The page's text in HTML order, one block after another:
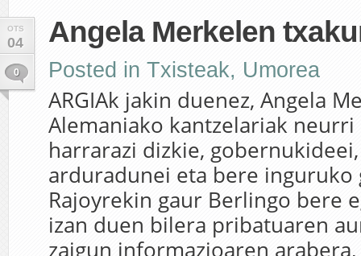
OTS
04
0
Angela Merkelen
Posted in Txisteak, Umorea
ARGIAk jakin duenez, Angela
Alemaniako kantzelariak neurri
harrarazi dizkie,
arduradunei eta bere inguruko
Rajoyrekin gaur Berlingo bere
izan duen bilera pribatuaren
zaigun informazioaren